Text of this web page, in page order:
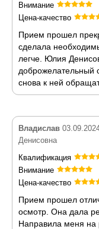
Внимание
Цена-качество
Прием прошел
сделала
легче. Юлия
доброжелательный
снова к ней
Владислав
Денисовна
Квалификация
Внимание
Цена-качество
Прием прошел
осмотр. Она дала
Направила меня на